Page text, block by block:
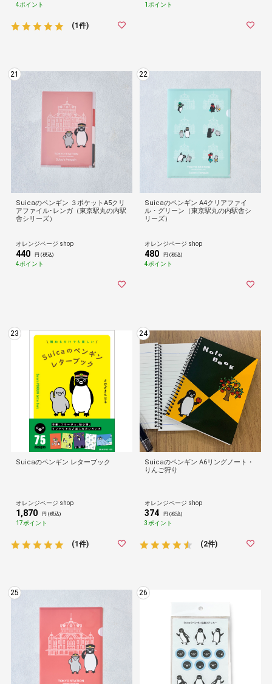
4ポイント
(1件)
1ポイント
21
Suicaのペンギン ３ポケットA5クリ
アファイル･レンガ（東京駅丸の内駅
舎シリーズ）
オレンジページ shop
440 円 (税込)
4ポイント
22
Suicaのペンギン A4クリアファイ
ル・グリーン（東京駅丸の内駅舎シ
リーズ）
オレンジページ shop
480 円 (税込)
4ポイント
23
Suicaのペンギン レターブック
オレンジページ shop
1,870 円 (税込)
17ポイント
(1件)
24
Suicaのペンギン A6リングノート・
りんご狩り
オレンジページ shop
374 円 (税込)
3ポイント
(2件)
25 26